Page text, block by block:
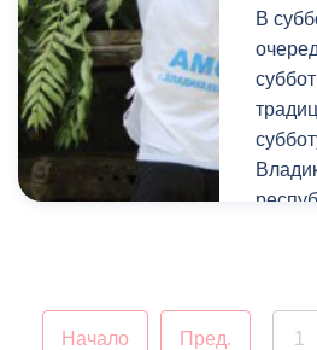
В
Начало
Пред.
1